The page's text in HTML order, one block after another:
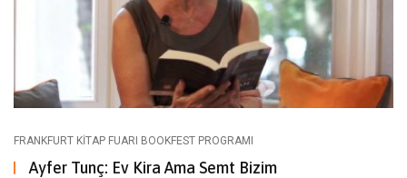
FRANKFURT KITAP FUARI BOOKFEST PROGRAMI
Ayfer Tunç: Ev Kira Ama Semt Bizim